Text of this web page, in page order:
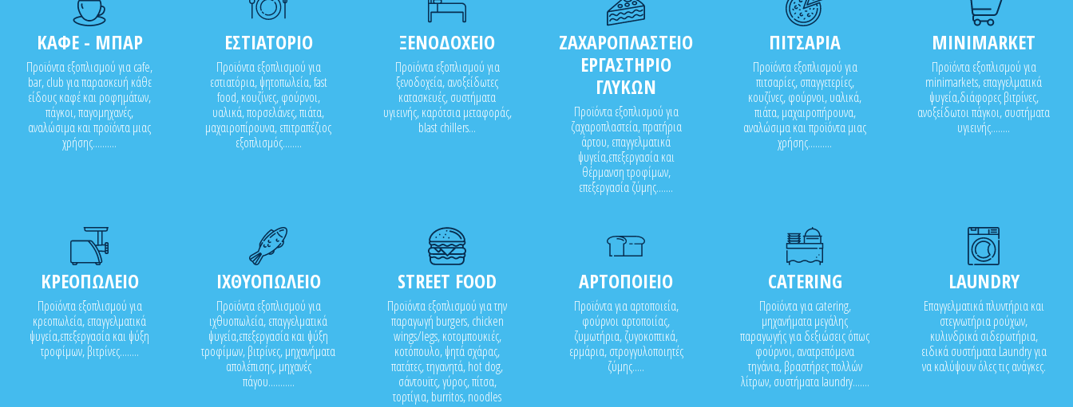
ΚΑΦΕ - ΜΠΑΡ
Προϊόντα εξοπλισμού για cafe,
bar, club για παρασκευή κάθε
είδους καφέ και ροφημάτων,
πάγκοι, παγομηχανές,
αναλώσιμα και προϊόντα μιας
χρήσης..........
ΕΣΤΙΑΤΟΡΙΟ
Προϊόντα εξοπλισμού για
εστιατόρια, ψητοπωλεία, fast
food, κουζίνες, φούρνοι,
υαλικά, πορσελάνες, πιάτα,
μαχαιροπίρουνα, επιτραπέζιος
εξοπλισμός........
ΞΕΝΟΔΟΧΕΙΟ
Προϊόντα εξοπλισμού για
ξενοδοχεία, ανοξείδωτες
κατασκευές, συστήματα
υγιεινής, καρότσια μεταφοράς,
blast chillers...
ΖΑΧΑΡΟΠΛΑΣΤΕΙΟ
ΕΡΓΑΣΤΗΡΙΟ
ΓΛΥΚΩΝ
Προϊόντα εξοπλισμού για
ζαχαροπλαστεία, πρατήρια
άρτου, επαγγελματικά
ψυγεία,επεξεργασία και
θέρμανση τροφίμων,
επεξεργασία ζύμης.......
ΠΙΤΣΑΡΙΑ
Προϊόντα εξοπλισμού για
πιτσαρίες, σπαγγετερίες,
κουζίνες, φούρνοι, υαλικά,
πιάτα, μαχαιροπήρουνα,
αναλώσιμα και προϊόντα μιας
χρήσης..........
MINIMARKET
Προϊόντα εξοπλισμού για
minimarkets, επαγγελματικά
ψυγεία,διάφορες βιτρίνες,
ανοξείδωτοι πάγκοι, συστήματα
υγιεινής........
ΚΡΕΟΠΩΛΕΙΟ
Προϊόντα εξοπλισμού για
κρεοπωλεία, επαγγελματικά
ψυγεία,επεξεργασία και ψύξη
τροφίμων, βιτρίνες........
ΙΧΘΥΟΠΩΛΕΙΟ
Προϊόντα εξοπλισμού για
ιχθυοπωλεία, επαγγελματικά
ψυγεία,επεξεργασία και ψύξη
τροφίμων, βιτρίνες, μηχανήματα
απολέπισης, μηχανές
πάγου...........
STREET FOOD
Προϊόντα εξοπλισμού για την
παραγωγή burgers, chicken
wings/legs, κοτομπουκιές,
κοτόπουλο, ψητά σχάρας,
πατάτες, τηγανητά, hot dog,
σάντουϊτς, γύρος, πίτσα,
τορτίγια, burritos, noodles
ΑΡΤΟΠΟΙΕΙΟ
Προϊόντα για αρτοποιεία,
φούρνοι αρτοποιίας,
ζυμωτήρια, ζυγοκοπτικά,
ερμάρια, στρογγυλοποιητές
ζύμης.....
CATERING
Προϊόντα για catering,
μηχανήματα μεγάλης
παραγωγής για δεξιώσεις όπως
φούρνοι, ανατρεπόμενα
τηγάνια, βραστήρες πολλών
λίτρων, συστήματα laundry.......
LAUNDRY
Επαγγελματικά πλυντήρια και
στεγνωτήρια ρούχων,
κυλινδρικά σιδερωτήρια,
ειδικά συστήματα Laundry για
να καλύψουν όλες τις ανάγκες.